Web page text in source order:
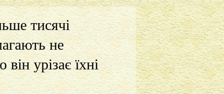
тисячі
не
урізає їхні